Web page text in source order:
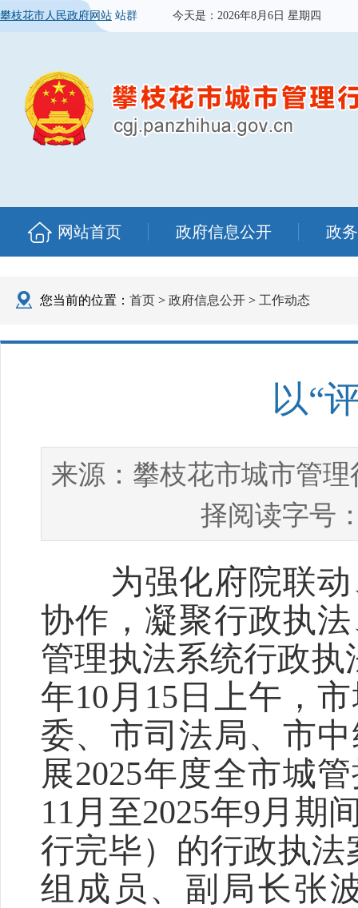
攀枝花市人民政府网站 站群 今天是： 2026年8月6日 星期四
网站首页 政府信息公开 政
您当前的位置： 首页 > 政府信息公开 > 工作动态
以“
来源： 攀枝花市城市管
择阅读字号
为强化府院联动
协作，凝聚行政执
管理执法系统行政执
年10月15日上午，
委、市司法局、市
展2025年度全市城
11月至2025年9月期
行完毕）的行政执法
组成员、副局长张